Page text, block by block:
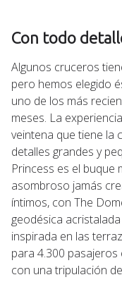
Con todo
Algunos cruceros
pero hemos elegido
uno de los más
meses. La
veintena que tiene la
detalles grandes y
Princess es el buque
asombroso jamás
íntimos, con The
geodésica
inspirada en las
para 4.300 pasajeros
con una tripulación